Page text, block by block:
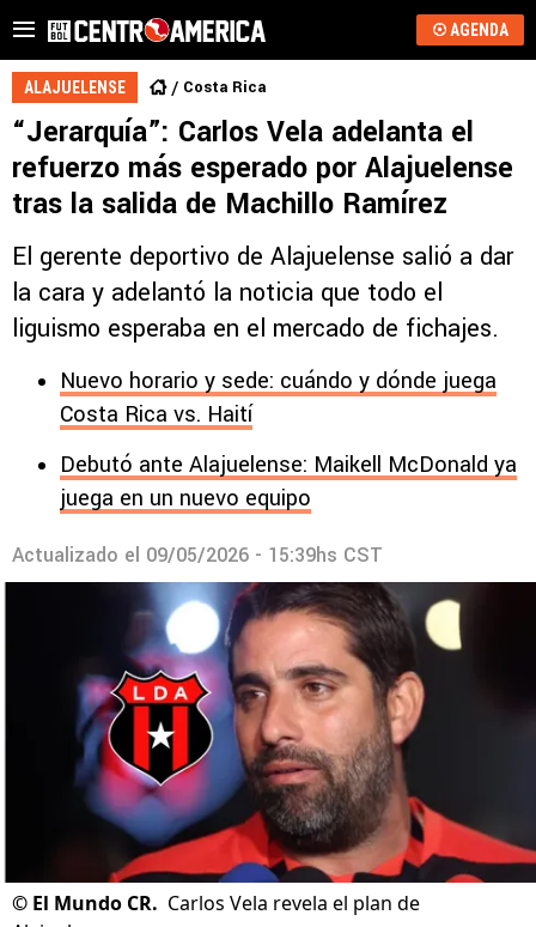
AGENDA
ALAJUELENSE Costa Rica
“Jerarquía”: Carlos Vela adelanta el
refuerzo más esperado por Alajuelense
tras la salida de Machillo Ramírez
El gerente deportivo de Alajuelense salió a dar
la cara y adelantó la noticia que todo el
liguismo esperaba en el mercado de fichajes.
Nuevo horario y sede: cuándo y dónde juega
Costa Rica vs. Haití
Debutó ante Alajuelense: Maikell McDonald ya
juega en un nuevo equipo
Actualizado el 09/05/2026 - 15:39hs CST
© El Mundo CR. Carlos Vela revela el plan de